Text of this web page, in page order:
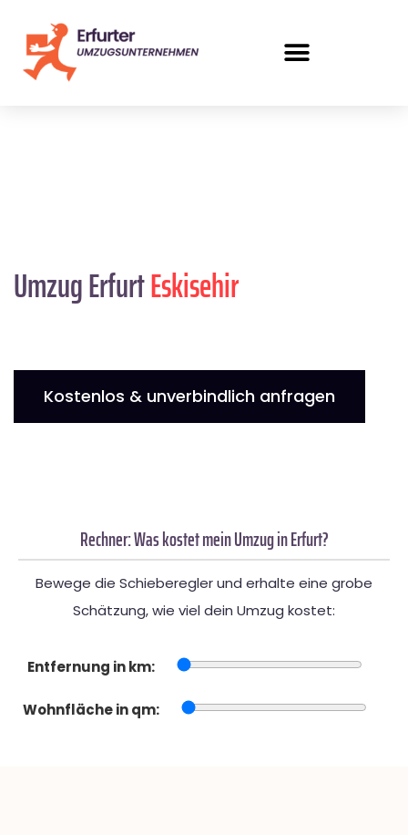
Umzug ErfurtEskisehir
Kostenlos & unverbindlich anfragen
Rechner: Was kostet mein Umzug in Erfurt?
Bewege die Schieberegler und erhalte eine grobe
Schätzung, wie viel dein Umzug kostet:
Entfernung in km:
Wohnfläche in qm: